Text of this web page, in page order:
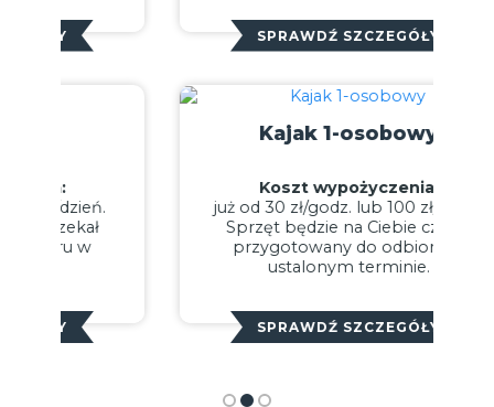
SPRAWDŹ SZCZEGÓŁY
Kajak 1-osobowy
Koszt wypożyczenia:
już od 30 zł/godz. lub 100 zł/dzień.
Sprzęt będzie na Ciebie czekał
przygotowany do odbioru w
ustalonym terminie.
SPRAWDŹ SZCZEGÓŁY